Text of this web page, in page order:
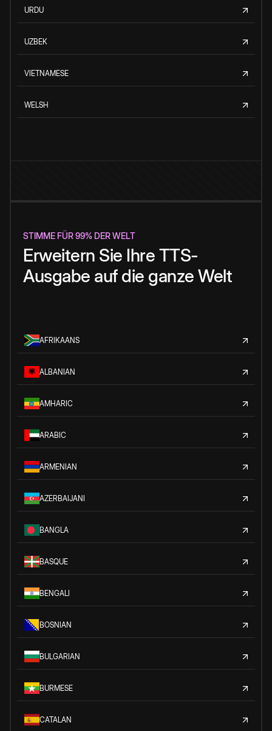
URDU
UZBEK
VIETNAMESE
WELSH
STIMME FÜR 99% DER WELT
Erweitern Sie Ihre TTS-
Ausgabe auf die ganze Welt
AFRIKAANS
ALBANIAN
AMHARIC
ARABIC
ARMENIAN
AZERBAIJANI
BANGLA
BASQUE
BENGALI
BOSNIAN
BULGARIAN
BURMESE
CATALAN